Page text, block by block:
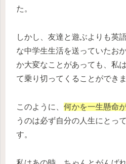
た。
しかし、友達と遊ぶよりも英
な中学生生活を送っていたお
か大変なことがあっても、私
て乗り切ってくることができま
このように、 何かを一生懸命
うのは必ず自分の人生にとっ
す。